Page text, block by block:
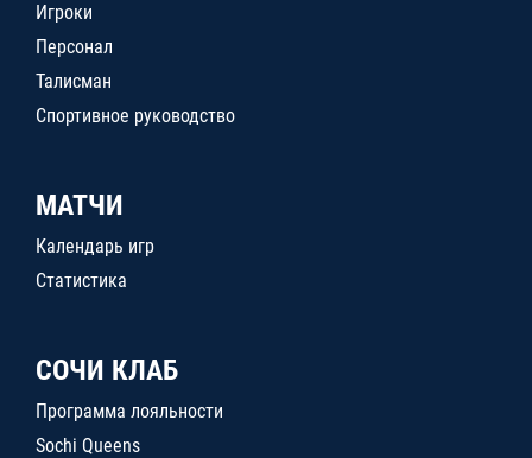
Игроки
Персонал
Талисман
Спортивное руководство
МАТЧИ
Календарь игр
Статистика
СОЧИ КЛАБ
Программа лояльности
Sochi Queens